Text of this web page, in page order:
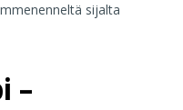
sijalta
–